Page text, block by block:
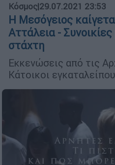
Κόσμος|29.07.2021 23:53
Η Μεσόγειος
Αττάλεια -
στάχτη
Εκκενώσεις από τις
Κάτοικοι